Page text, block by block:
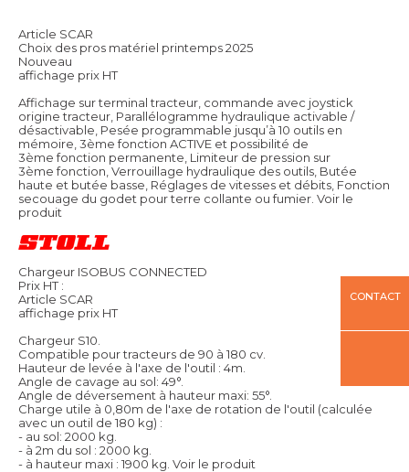
Article SCAR
Choix des pros matériel printemps 2025
Nouveau
affichage prix HT
Affichage sur terminal tracteur, commande avec joystick
origine tracteur, Parallélogramme hydraulique activable /
désactivable, Pesée programmable jusqu’à 10 outils en
mémoire, 3ème fonction ACTIVE et possibilité de
3ème fonction permanente, Limiteur de pression sur
3ème fonction, Verrouillage hydraulique des outils, Butée
haute et butée basse, Réglages de vitesses et débits, Fonction
secouage du godet pour terre collante ou fumier. Voir le
produit
Chargeur ISOBUS CONNECTED
Prix HT :
Article SCAR
affichage prix HT
Chargeur S10.
Compatible pour tracteurs de 90 à 180 cv.
Hauteur de levée à l'axe de l'outil : 4m.
Angle de cavage au sol: 49°.
Angle de déversement à hauteur maxi: 55°.
Charge utile à 0,80m de l'axe de rotation de l'outil (calculée
avec un outil de 180 kg) :
- au sol: 2000 kg.
- à 2m du sol : 2000 kg.
- à hauteur maxi : 1900 kg. Voir le produit
CONTACT